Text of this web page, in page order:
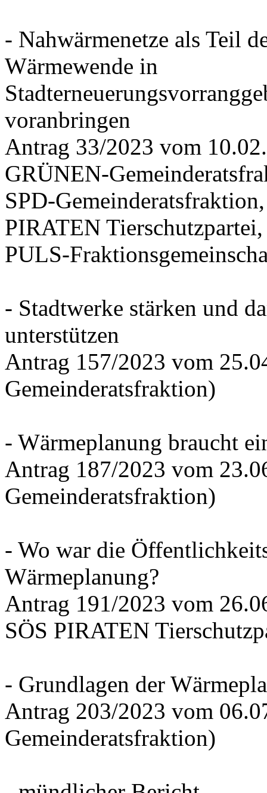
- Nahwärmenetze als Teil
Wärmewende in
voranbringen
Antrag 33/2023 vom
GRÜNEN-
SPD-
PIRATEN Tierschutzpartei,
PULS-
- Stadtwerke stärken und
unterstützen
Antrag 157/2023 vom
Gemeinderatsfraktion)
- Wärmeplanung braucht
Antrag 187/2023 vom
Gemeinderatsfraktion)
- Wo war die
Wärmeplanung?
Antrag 191/2023 vom
SÖS PIRATEN
- Grundlagen der
Antrag 203/2023 vom
Gemeinderatsfraktion)